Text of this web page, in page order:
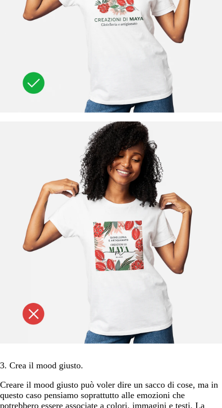
3. Crea il mood giusto.
Creare il mood giusto può voler dire un sacco di cose, ma in
questo caso pensiamo soprattutto alle emozioni che
potrebbero essere associate a colori, immagini e testi. La